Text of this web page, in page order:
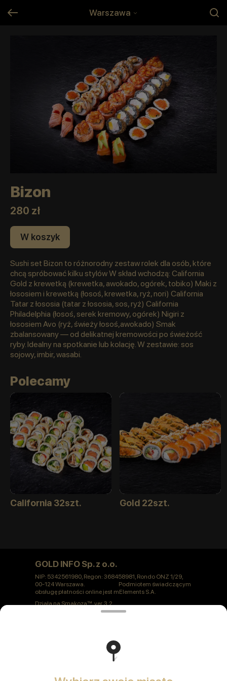
Warszawa
Bizon
280 zł
W koszyk
Sushi set Bizon to różnorodny zestaw rolek dla osób, które
chcą spróbować kilku stylów W skład wchodzą: California
Gold z krewetką (krewetka, awokado, ogórek, tobiko) Maki z
łososiem i krewetką (łosoś, krewetka, ryż, nori) California
Tatar z łososia (tatar z łososia, sos, ryż) California
Philadelphia (łosoś, serek kremowy, ogórek) Nigiri z
łososiem Avo (ryż, świeży łosoś,awokado) Smak
zbalansowany — od delikatnej kremowości po świeżość
ryby. Idealny na spotkanie lub kolację. W zestawie: sos
sojowy, imbir, wasabi.
Polecamy
California 32szt. Gold 22szt.
GOLD INFO Sp. z o.o.
NIP: 5342561980, Regon: 368458981, Rondo ONZ 1/29,
00-124 Warszawa. Podmiotem świadczącym
obsługę płatności online jest mElements S.A.
Działa naSmakozaver. 3.2
Polityka prywatności